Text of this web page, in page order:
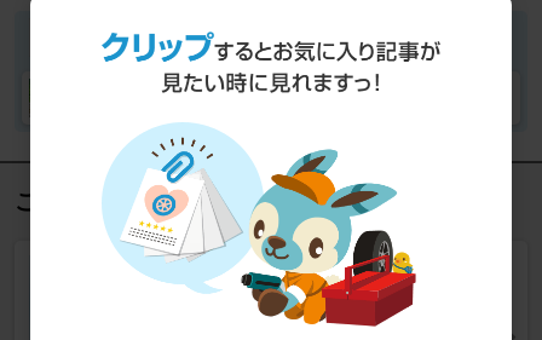
RIDE-BLUEさん
RIDE-BLUEさんの愛車
この記事を見た人におすすめ
海辺ドライブ派は要注意！ 愛
車のダメージを防ぐ重要メンテ